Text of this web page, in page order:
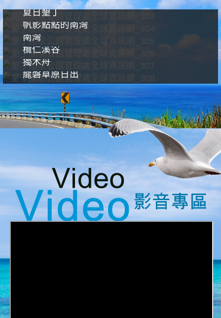
夏日墾丁
帆影點點的南灣
南灣
欖仁溪谷
獨木舟
龍磐草原日出